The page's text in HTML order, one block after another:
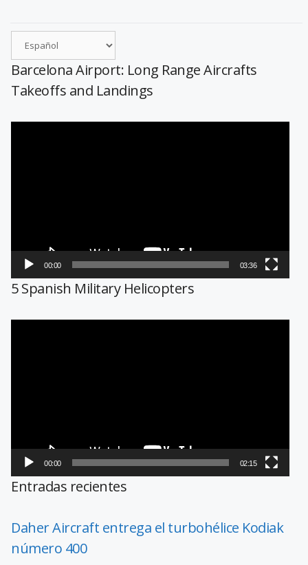
Barcelona Airport: Long Range Aircrafts
Takeoffs and Landings
00:00 03:36
5 Spanish Military Helicopters
00:00 02:15
Entradas recientes
Daher Aircraft entrega el turbohélice Kodiak
número 400